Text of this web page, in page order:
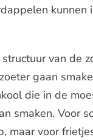
kunnen
van de
gaan
die in de
smaken. Voor
maar voor